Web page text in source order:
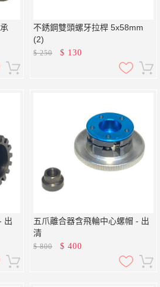
不銹鋼雙頭螺牙拉桿 5x58mm
(2)
$250 $ 130
五爪離合器含飛輪中心螺帽 - 出
清
$800 $ 400